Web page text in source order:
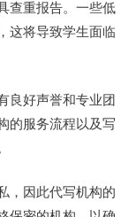
查重报告。一些低
这将导致学生面临
良好声誉和专业团
的服务流程以及写
，因此代写机构的